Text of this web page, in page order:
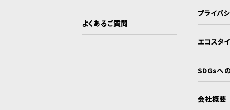
よくあるご質問
プライバ
エコスタ
SDGsへ
会社概要